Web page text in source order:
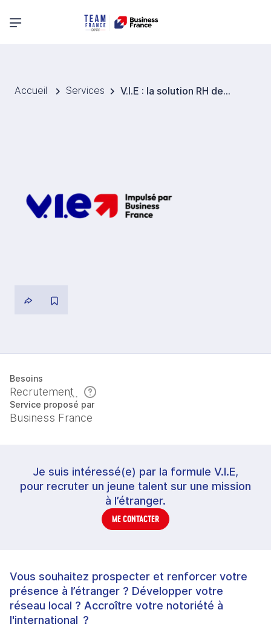
Menu principal
Accueil Services V.I.E : la solution RH de mobilité pour l’export
Besoins
Recrutement
Service proposé par
Business France
Je suis intéressé(e) par la formule V.I.E,
pour recruter un jeune talent sur une mission
à l’étranger.
ME CONTACTER
Vous souhaitez prospecter et renforcer votre
présence à l’étranger ? Développer votre
réseau local ? Accroître votre notoriété à
l'international ?